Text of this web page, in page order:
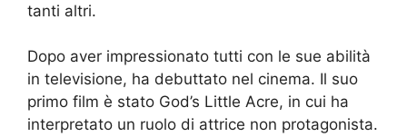
tanti altri.
Dopo aver impressionato tutti con le sue abilità
in televisione, ha debuttato nel cinema. Il suo
primo film è stato God’s Little Acre, in cui ha
interpretato un ruolo di attrice non protagonista.